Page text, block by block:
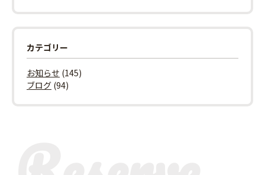
カテゴリー
お知らせ (145)
ブログ (94)